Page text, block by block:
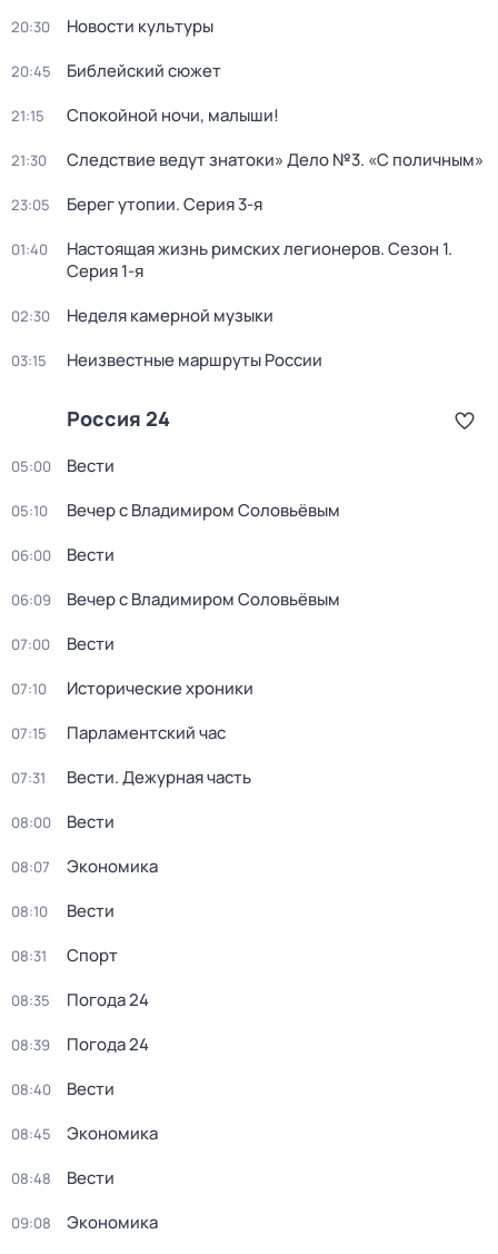
20:30 Новости культуры
20:45 Библейский сюжет
21:15 Спокойной ночи, малыши!
21:30 Следствие ведут знатоки» Дело №3. «С поличным»
23:05 Берег утопии. Серия 3-я
01:40 Настоящая жизнь римских легионеров. Сезон 1.
Серия 1-я
02:30 Неделя камерной музыки
03:15 Неизвестные маршруты России
Россия 24
05:00 Вести
05:10 Вечер с Владимиром Соловьёвым
06:00 Вести
06:09 Вечер с Владимиром Соловьёвым
07:00 Вести
07:10 Исторические хроники
07:15 Парламентский час
07:31 Вести. Дежурная часть
08:00 Вести
08:07 Экономика
08:10 Вести
08:31 Спорт
08:35 Погода 24
08:39 Погода 24
08:40 Вести
08:45 Экономика
08:48 Вести
09:08 Экономика